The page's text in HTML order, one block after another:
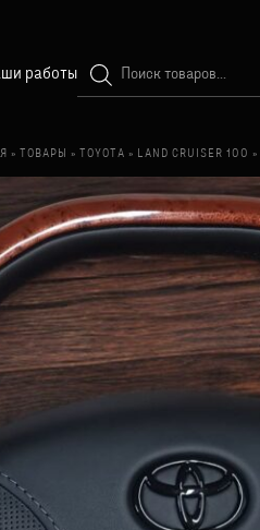
работытоваров
» ТОВАРЫ » TOYOTA » LAND CRUISER 100 »